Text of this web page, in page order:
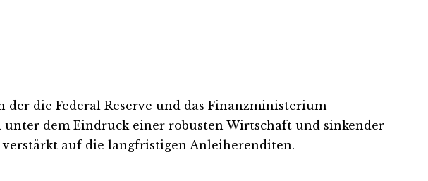
die Federal Reserve und das Finanzministerium
dem Eindruck einer robusten Wirtschaft und sinkender
auf die langfristigen Anleiherenditen.